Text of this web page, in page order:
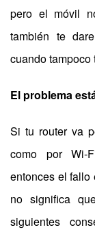
pero el móvil
también te
cuando tampoco
El problema
Si tu router va
como por Wi-
entonces el fallo
no significa
siguientes